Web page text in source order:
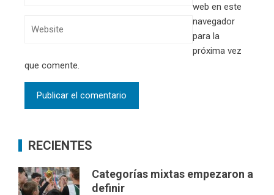
web en este
navegador
para la
próxima vez
que comente.
RECIENTES
Categorías mixtas empezaron a
definir